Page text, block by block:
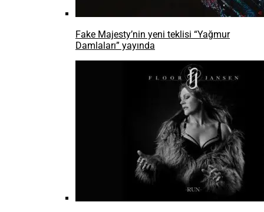
Fake Majesty’nin yeni teklisi “Yağmur
Damlaları” yayında